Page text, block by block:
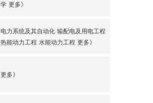
学 更多》
试
电力系统及其自动化 输配电及用电工程
热能动力工程 水能动力工程 更多》
更多》